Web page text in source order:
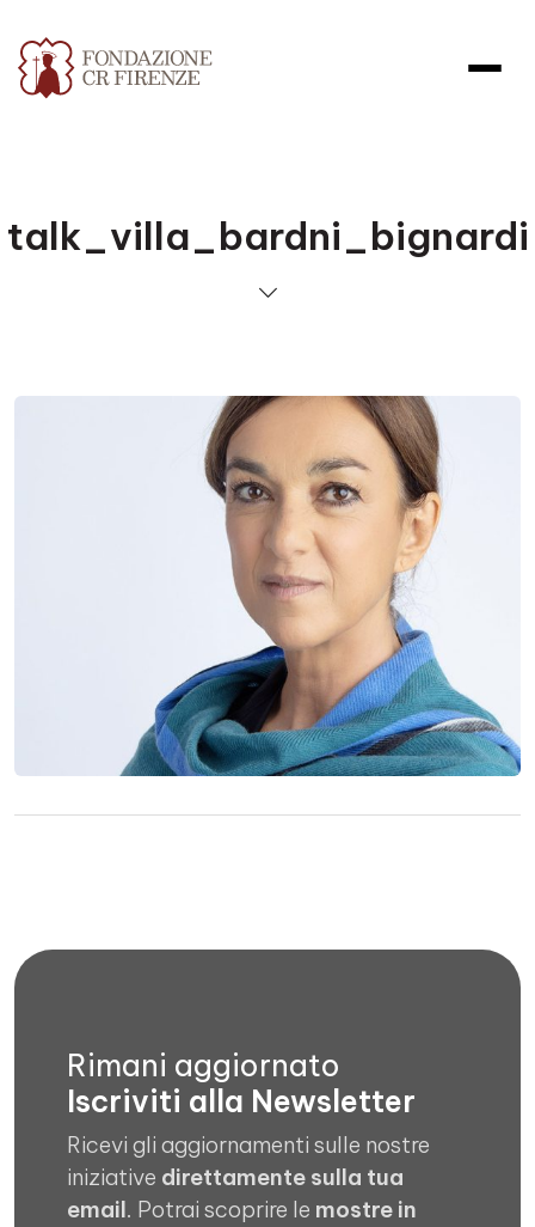
talk_villa_bardni_bignardi
Rimani aggiornato
Iscriviti alla Newsletter
Ricevi gli aggiornamenti sulle nostre
iniziative direttamente sulla tua
email. Potrai scoprire le mostre in